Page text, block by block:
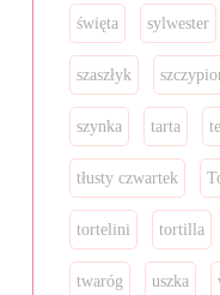
święta sylwester
szaszłyk
szynka tarta
tłusty czwartek
tortelini tortilla
twaróg uszka